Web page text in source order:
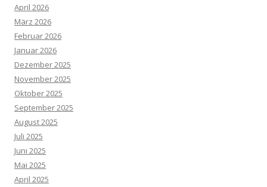
April 2026
März 2026
Februar 2026
Januar 2026
Dezember 2025
November 2025
Oktober 2025
September 2025
August 2025
Juli 2025
Juni 2025
Mai 2025
April 2025